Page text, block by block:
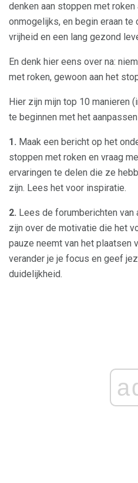
denken aan stoppen met
onmogelijks, en begin eraan te
vrijheid en een lang gezond
En denk hier eens over na:
met roken, gewoon aan het
Hier zijn mijn top 10 manieren
te beginnen met het
1. Maak een bericht op het
stoppen met roken en vraag
ervaringen te delen die ze
zijn. Lees het voor inspiratie.
2. Lees de forumberichten van
zijn over de motivatie die het
pauze neemt van het plaatsen
verander je je focus en geef
duidelijkheid.